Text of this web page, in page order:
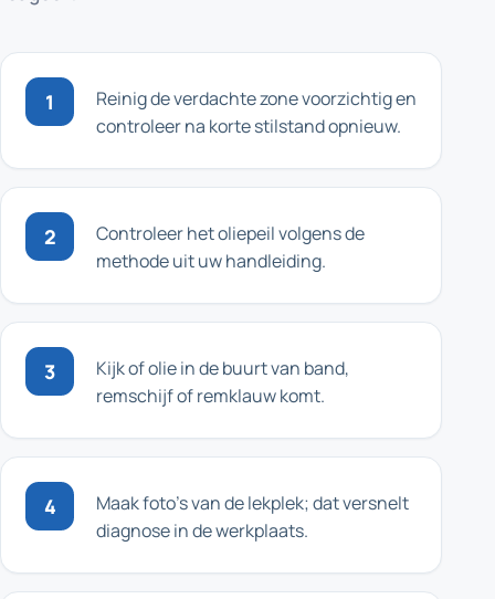
1
Reinig de verdachte zone voorzichtig en
controleer na korte stilstand opnieuw.
2
Controleer het oliepeil volgens de
methode uit uw handleiding.
3
Kijk of olie in de buurt van band,
remschijf of remklauw komt.
4
Maak foto's van de lekplek; dat versnelt
diagnose in de werkplaats.